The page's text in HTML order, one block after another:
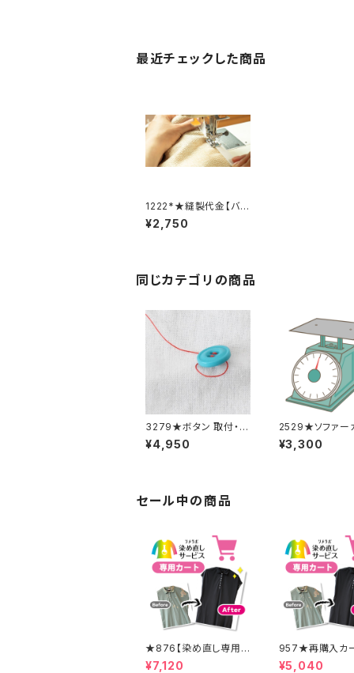
最近チェックした商品
1222*★縫製代金【バッ
クル取り外し取り付け】
¥2,750
同じカテゴリの商品
3279★ボタン 取付・取
り外し料金(15個分)
¥4,950
2529★ソファー
追加料金
¥3,300
セール中の商品
★876【染め直し専用カ
ート】8900円
¥7,120
957★再購入カー
0％OFF】
¥5,040